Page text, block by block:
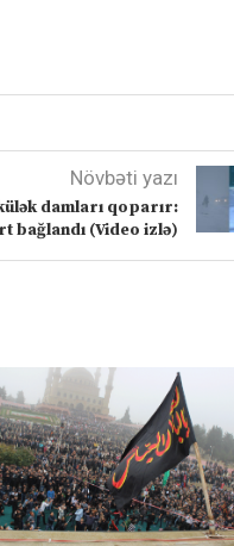
Növbəti yazı
damları qoparır:
bağlandı (Video izlə)